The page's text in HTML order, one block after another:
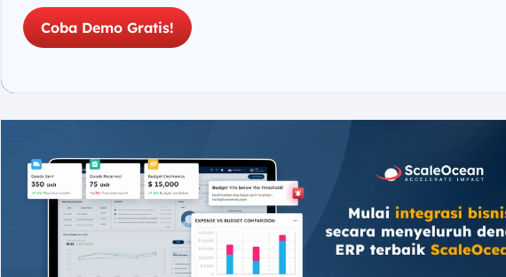
Coba Demo Gratis!